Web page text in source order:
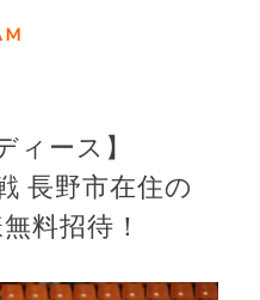
ィース】
長野市在住の
料招待！